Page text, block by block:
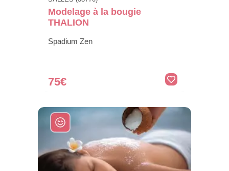
Modelage à la bougie
THALION
Spadium Zen
75€